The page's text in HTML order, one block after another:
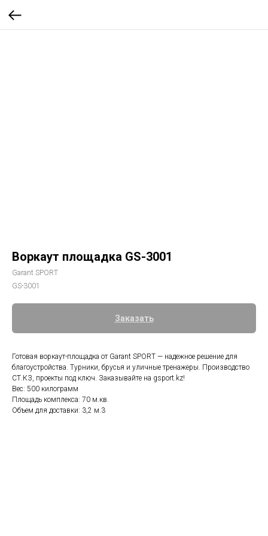
Воркаут площадка GS-3001
Garant SPORT
GS-3001
Заказать
Готовая воркаут-площадка от Garant SPORT — надежное решение для
благоустройства. Турники, брусья и уличные тренажеры. Производство
СТ.КЗ, проекты под ключ. Заказывайте на gsport.kz!
Вес: 500 килограмм
Площадь комплекса: 70 м.кв.
Объем для доставки: 3,2 м.3